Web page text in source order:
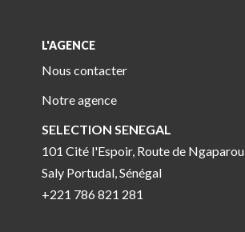
L'AGENCE
Nous contacter
Notre agence
SELECTION SENEGAL
101 Cité l'Espoir, Route de Ngaparou
Saly Portudal, Sénégal
+221 786 821 281